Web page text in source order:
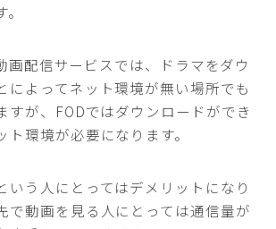
画配信サービスでは、ドラマをダウ
によってネット環境が無い場所でも
すが、FODではダウンロードができ
環境が必要になります。
いう人にとってはデメリットになり
で動画を見る人にとっては通信量が